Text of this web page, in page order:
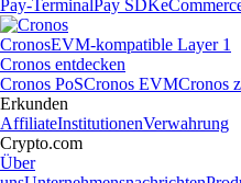
Pay-TerminalPay SDK
CronosEVM-kompatible Layer 1
Cronos entdecken
Cronos PoSCronos EVMCronos
Erkunden
AffiliateInstitutionenVerwahrung
Crypto.com
Über